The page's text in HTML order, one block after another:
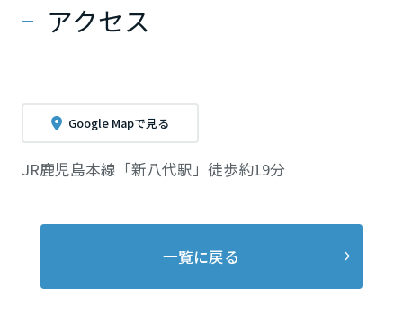
アクセス
Google Mapで見る
JR鹿児島本線「新八代駅」徒歩約19分
一覧に戻る